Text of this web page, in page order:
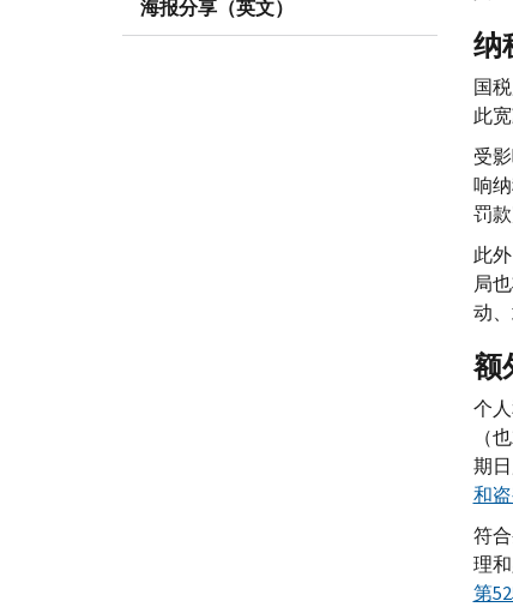
海报分享（英文）
纳
国
此宽
受
响
罚款
此
局
动
额
个
（
期
和
符
理
第